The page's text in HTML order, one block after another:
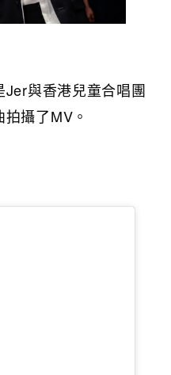
Jer與香港兒童合唱團
攝了MV。